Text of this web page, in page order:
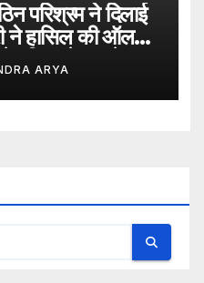
परिश्रम ने दिलाई
ने हासिल की ऑल
के पहले
ARYA